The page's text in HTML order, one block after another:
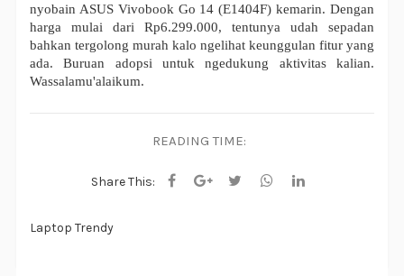
nyobain ASUS Vivobook Go 14 (E1404F) kemarin. Dengan
harga mulai dari Rp6.299.000, tentunya udah sepadan
bahkan tergolong murah kalo ngelihat keunggulan fitur yang
ada. Buruan adopsi untuk ngedukung aktivitas kalian.
Wassalamu'alaikum.
READING TIME:
Share This:
Laptop Trendy